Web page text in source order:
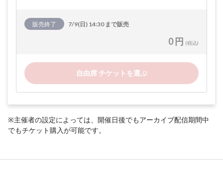
販売終了 7/9(日) 14:30 まで販売
0 円 (税込)
自由席 チケットを選ぶ
※主催者の設定によっては、開催日後でもアーカイブ配信期間中
でもチケット購入が可能です。